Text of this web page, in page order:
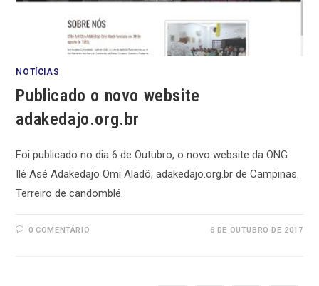
NOTÍCIAS
Publicado o novo website
adakedajo.org.br
Foi publicado no dia 6 de Outubro, o novo website da ONG
Ilé Asé Adakedajo Omi Aladô, adakedajo.org.br de Campinas.
Terreiro de candomblé.
0 COMENTÁRIO 6 DE OUTUBRO DE 2017